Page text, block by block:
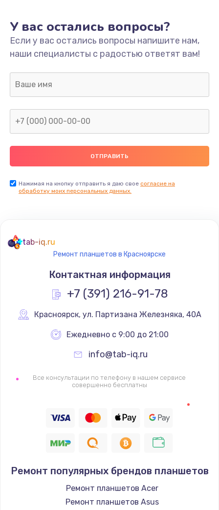
1600 руб.
Заказать
Ремонт цепей питания
750 руб.
Заказать
Установка драйверов
1240 руб.
Заказать
Ремонт петель крышки
990 руб.
Заказать
Настройка Wi-Fi
Заказать
Замена шим-контроллера
Заказать
Замена HDMI
600 руб.
Заказать
У вас остались вопросы?
Если у вас остались вопросы напишите нам,
наши специалисты с радостью ответят вам!
Нажимая на кнопку отправить я даю свое согласие на
обработку моих персональных данных.
tab-iq.ru
Ремонт планшетов в Красноярске
Контактная информация
+7 (391) 216-91-78
Красноярск, ул. Партизана Железняка, 40А
Ежедневно с 9:00 до 21:00
info@tab-iq.ru
Все консультации по телефону в нашем сервисе
совершенно бесплатны
Ремонт популярных брендов планшетов
Ремонт планшетов Acer
Ремонт планшетов Asus